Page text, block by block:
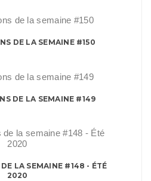
DE LA SEMAINE #150
DE LA SEMAINE #149
LA SEMAINE #148 - ÉTÉ
2020